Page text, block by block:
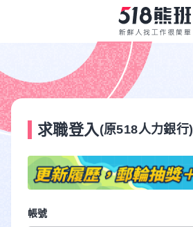
求職登入 (原518人力銀行)
帳號